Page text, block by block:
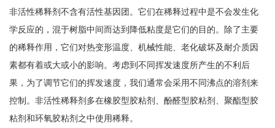
非活性稀释剂不含有活性基因团。它们在稀释过程中是不会发生化
学反应的，混于树脂中间而达到降低粘度是它们的目的。除了主要
的稀释作用，它们对热变形温度、机械性能、老化破坏及耐介质因
素都有着或大或小的影响。考虑到不同挥发速度所产生的不利后
果，为了调节它们的挥发速度，我们通常会采用不同沸点的溶剂来
控制。非活性稀释剂多在橡胶型胶粘剂、酚醛型胶粘剂、聚酯型胶
粘剂和环氧胶粘剂之中使用稀释。